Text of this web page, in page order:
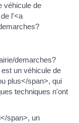
véhicule de
l'<a
demarches?
un véhicule de
plus</span>, qui
techniques n'ont
span>, un